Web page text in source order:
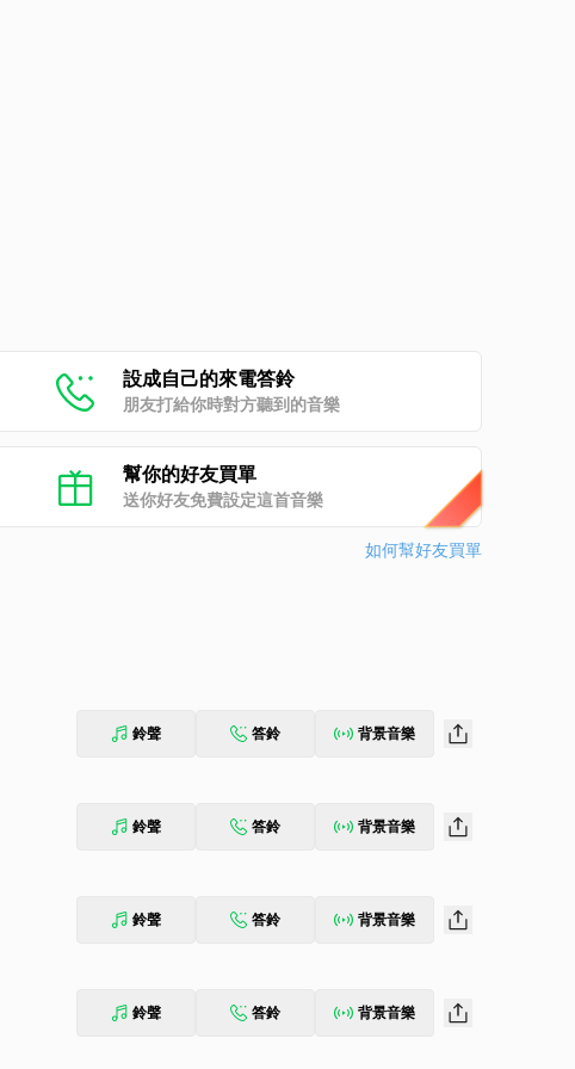
設成自己的來電答鈴
朋友打給你時對方聽到的音樂
幫你的好友買單
送你好友免費設定這首音樂
如何幫好友買單
鈴聲 答鈴 背景音樂
鈴聲 答鈴 背景音樂
鈴聲 答鈴 背景音樂
鈴聲 答鈴 背景音樂